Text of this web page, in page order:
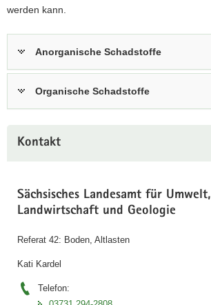
werden kann.
Anorganische Schadstoffe
Organische Schadstoffe
Kontakt
Sächsisches Landesamt für Umwelt,
Landwirtschaft und Geologie
Referat 42: Boden, Altlasten
Kati Kardel
Telefon: